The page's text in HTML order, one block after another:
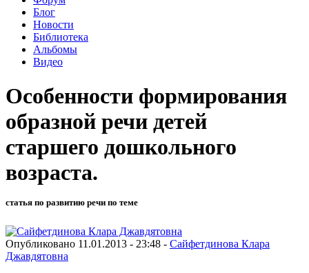
Блог
Новости
Библиотека
Альбомы
Видео
Особенности формирования
образной речи детей
старшего дошкольного
возраста.
статья по развитию речи по теме
Опубликовано 11.01.2013 - 23:48 - Сайфетдинова Клара
Джавдятовна